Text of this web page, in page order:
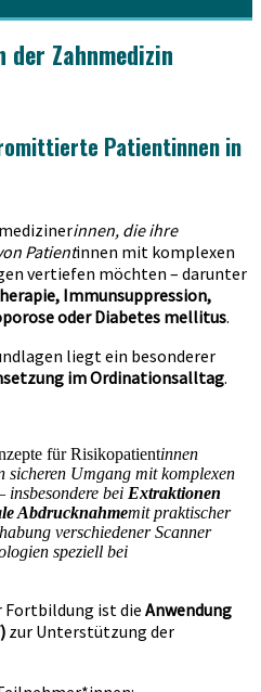
Zahnmedizin
Patientinnen in
innen, die ihre
Patientinnen mit komplexen
vertiefen möchten – darunter
Immunsuppression,
oder Diabetes mellitus.
liegt ein besonderer
im Ordinationsalltag.
für Risikopatientinnen
sicheren Umgang mit komplexen
insbesondere bei Extraktionen
Abdrucknahmemit praktischer
verschiedener Scanner
speziell bei
Fortbildung ist die Anwendung
zur Unterstützung der